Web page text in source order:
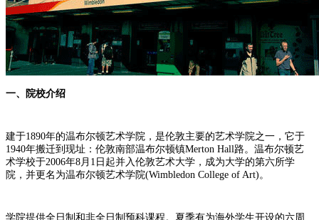
一、院校介绍
建于1890年的温布尔顿艺术学院，是伦敦主要的艺术学院之一，它于
1940年搬迁到现址：伦敦南部温布尔顿镇Merton Hall路。温布尔顿艺
术学校于2006年8月1日起并入伦敦艺术大学，成为大学的第六所学
院，并更名为温布尔顿艺术学院(Wimbledon College of Art)。
学院提供全日制和非全日制预科课程。夏季有为海外学生开设的六周